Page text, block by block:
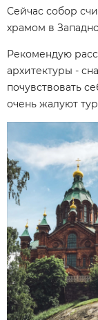
Сейчас собор
храмом в
Рекомендую
архитектуры -
почувствовать
очень жалуют